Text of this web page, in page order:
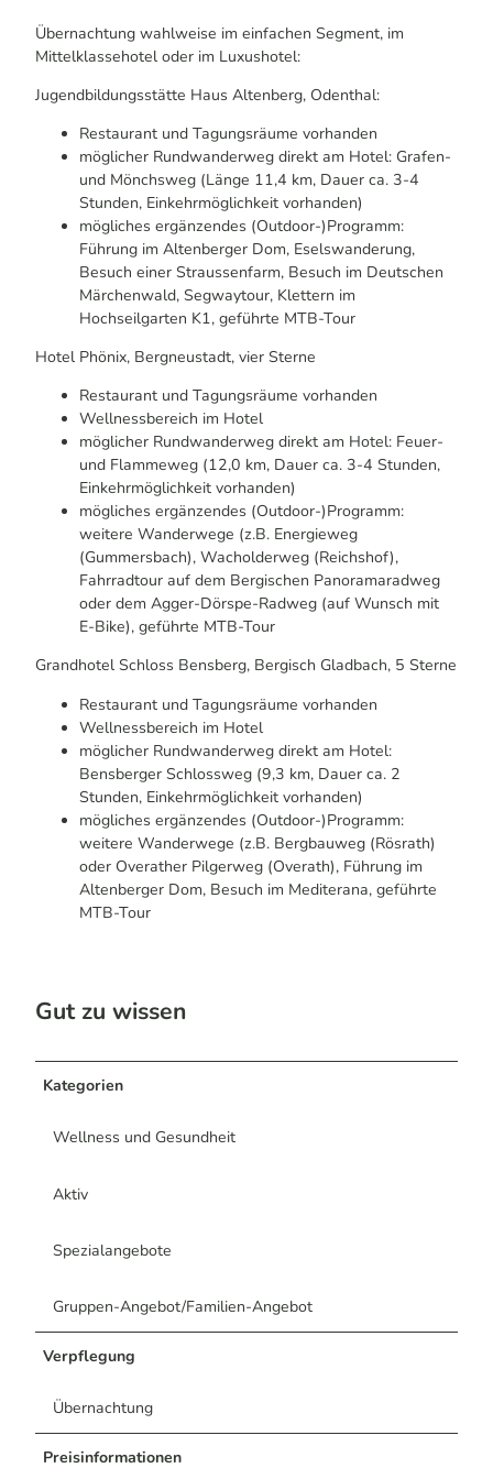
Übernachtung wahlweise im einfachen Segment, im
Mittelklassehotel oder im Luxushotel:
Jugendbildungsstätte Haus Altenberg, Odenthal:
Restaurant und Tagungsräume vorhanden
möglicher Rundwanderweg direkt am Hotel: Grafen-
und Mönchsweg (Länge 11,4 km, Dauer ca. 3-4
Stunden, Einkehrmöglichkeit vorhanden)
mögliches ergänzendes (Outdoor-)Programm:
Führung im Altenberger Dom, Eselswanderung,
Besuch einer Straussenfarm, Besuch im Deutschen
Märchenwald, Segwaytour, Klettern im
Hochseilgarten K1, geführte MTB-Tour
Hotel Phönix, Bergneustadt, vier Sterne
Restaurant und Tagungsräume vorhanden
Wellnessbereich im Hotel
möglicher Rundwanderweg direkt am Hotel: Feuer-
und Flammeweg (12,0 km, Dauer ca. 3-4 Stunden,
Einkehrmöglichkeit vorhanden)
mögliches ergänzendes (Outdoor-)Programm:
weitere Wanderwege (z.B. Energieweg
(Gummersbach), Wacholderweg (Reichshof),
Fahrradtour auf dem Bergischen Panoramaradweg
oder dem Agger-Dörspe-Radweg (auf Wunsch mit
E-Bike), geführte MTB-Tour
Grandhotel Schloss Bensberg, Bergisch Gladbach, 5 Sterne
Restaurant und Tagungsräume vorhanden
Wellnessbereich im Hotel
möglicher Rundwanderweg direkt am Hotel:
Bensberger Schlossweg (9,3 km, Dauer ca. 2
Stunden, Einkehrmöglichkeit vorhanden)
mögliches ergänzendes (Outdoor-)Programm:
weitere Wanderwege (z.B. Bergbauweg (Rösrath)
oder Overather Pilgerweg (Overath), Führung im
Altenberger Dom, Besuch im Mediterana, geführte
MTB-Tour
Gut zu wissen
Kategorien
Wellness und Gesundheit
Aktiv
Spezialangebote
Gruppen-Angebot/Familien-Angebot
Verpflegung
Übernachtung
Preisinformationen